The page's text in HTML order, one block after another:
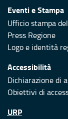
Eventi e Stampa
Ufficio stampa
Press Regione
Logo e identità
Accessibilità
Dichiarazione di
Obiettivi di
URP